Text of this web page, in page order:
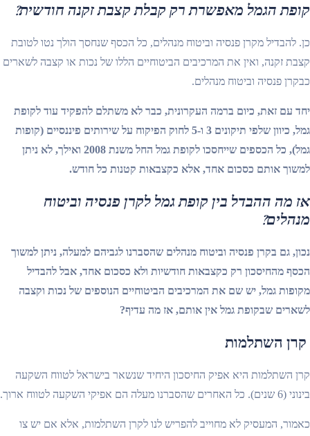
קופת הגמל מאפשרת רק קבלת קצבת זקנה חודשית?
כן. להבדיל מקרן פנסיה וביטוח מנהלים, כל הכסף שנחסך הולך נטו לטובת
קצבת זקנה, ואין את המרכיבים הביטוחיים הללו של נכות או קצבה לשארים
כבקרן פנסיה וביטוח מנהלים.
יחד עם זאת, כיום ברמה העקרונית, כבר לא משתלם להפקיד עוד לקופת
גמל, כיוון שלפי תיקונים 3 ו-5 לחוק הפיקוח על שירותים פיננסיים (קופות
גמל), כל הכספים שייחסכו לקופת גמל החל משנת 2008 ואילך, לא ניתן
למשוך אותם כסכום אחד, אלא כקצבאות קטנות כל חודש.
אז מה ההבדל בין קופת גמל לקרן פנסיה וביטוח
מנהלים?
נכון, גם בקרן פנסיה וביטוח מנהלים שהסברנו לגביהם למעלה, ניתן למשוך
הכסף מהחיסכון רק כקצבאות חודשיות ולא כסכום אחד, אבל להבדיל
מקופות גמל, יש שם את המרכיבים הביטוחיים הנוספים של נכות וקצבה
לשארים שבקופת גמל אין אותם, אז מה עדיף?
קרן השתלמות
קרן השתלמות היא אפיק החיסכון היחיד שנשאר בישראל לטווח השקעה
בינוני (6 שנים). כל האחרים שהסברנו מעלה הם אפיקי השקעה לטווח ארוך.
כאמור, המעסיק לא מחוייב להפריש לנו לקרן השתלמות, אלא אם יש צו